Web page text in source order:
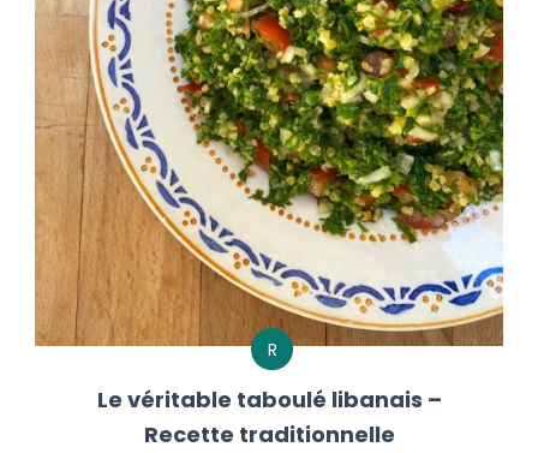
R
Le véritable taboulé libanais –
Recette traditionnelle